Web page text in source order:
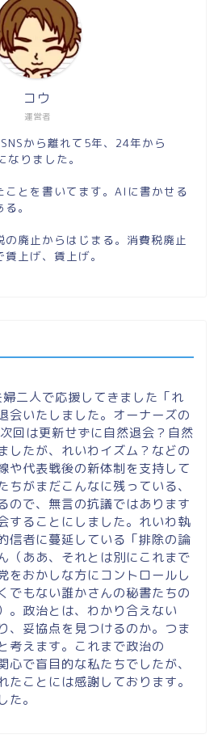
運営者
コウ
から離れて5年、24年から
りました。
ことを書いてます。AIに書かせる
。
の廃止からはじまる。消費税廃止
上げ、賃上げ。
二人で応援してきました「れ
会いたしました。オーナーズの
回は更新せずに自然退会？自然
したが、れいわイズム？などの
や代表戦後の新体制を支持して
ちがまだこんなに残っている、
ので、無言の抗議ではあります
することにしました。れいわ執
信者に蔓延している「排除の論
（ああ、それとは別にこれまで
をおかしな方にコントロールし
でもない誰かさんの秘書たちの
。政治とは、わかり合えない
、妥協点を見つけるのか。つま
考えます。これまで政治の
心で盲目的な私たちでしたが、
たことには感謝しております。
た。